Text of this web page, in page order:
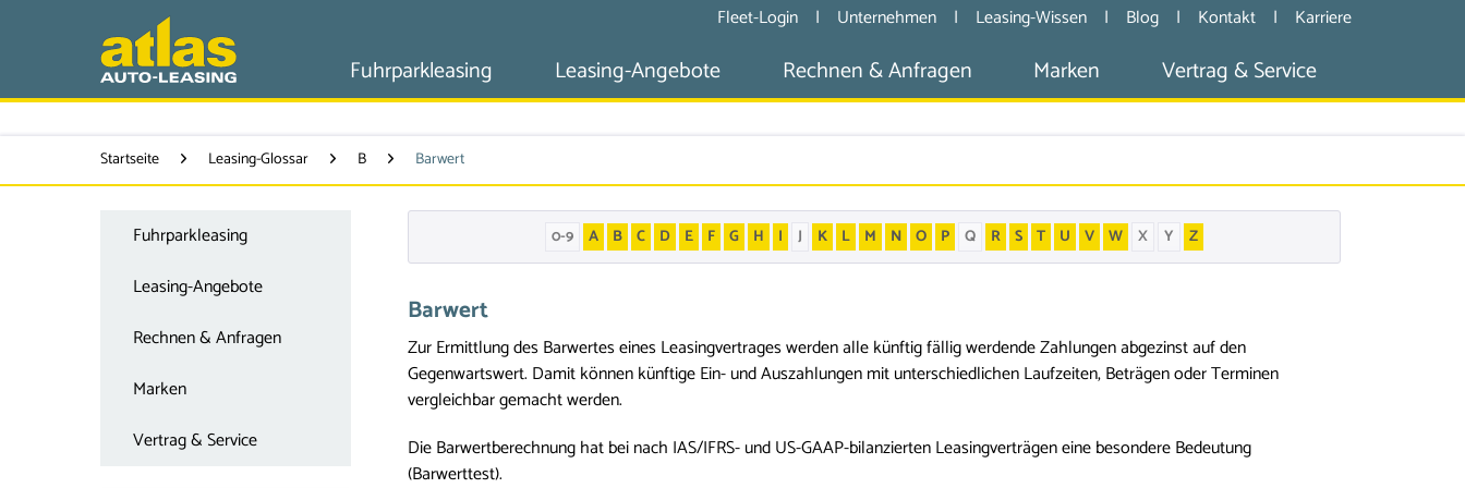
Fleet-Login | Unternehmen | Leasing-Wissen | Blog | Kontakt | Karriere
Fuhrparkleasing Leasing-Angebote Rechnen & Anfragen Marken Vertrag & Service
Startseite Leasing-Glossar B Barwert
Fuhrparkleasing
Leasing-Angebote
Rechnen & Anfragen
Marken
Vertrag & Service
0-9 A B C D E F G H I J K L M N O P Q R S T U V W X Y Z
Barwert
Zur Ermittlung des Barwertes eines Leasingvertrages werden alle künftig fällig werdende Zahlungen abgezinst auf den
Gegenwartswert. Damit können künftige Ein- und Auszahlungen mit unterschiedlichen Laufzeiten, Beträgen oder Terminen
vergleichbar gemacht werden.
Die Barwertberechnung hat bei nach IAS/IFRS- und US-GAAP-bilanzierten Leasingverträgen eine besondere Bedeutung
(Barwerttest).